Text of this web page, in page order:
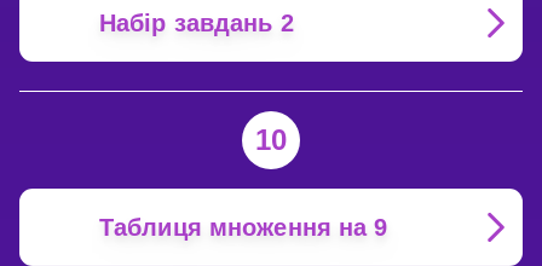
Набір завдань 2
10
Таблиця множення на 9